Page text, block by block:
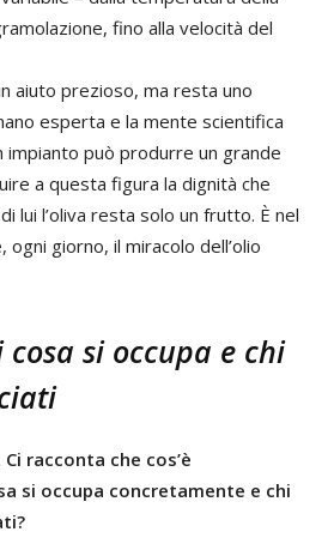
fino alla velocità del
aiuto prezioso, ma resta uno
esperta e la mente scientifica
impianto può produrre un grande
a questa figura la dignità che
lui l’oliva resta solo un frutto. È nel
giorno, il miracolo dell’olio
cosa si occupa e chi
racconta che cos’è
si occupa concretamente e chi